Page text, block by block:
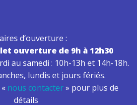
d’ouverture :
ouverture de 9h à 12h30
au samedi : 10h-13h et 14h-18h.
lundis et jours fériés.
nous contacter» pour plus de
détails